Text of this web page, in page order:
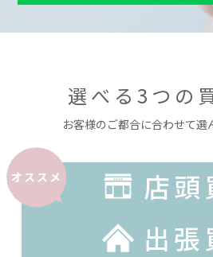
選べる3つの
お客様のご都合に合わせて選
オススメ
店頭
出張